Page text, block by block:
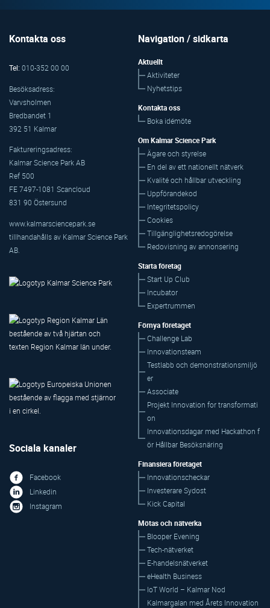
Kontakta oss
Tel: 010-352 00 00
Besöksadress:
Varvsholmen
Bredbandet 1
392 51 Kalmar
Faktureringsadress:
Kalmar Science Park AB
Ref 500
FE 7497-1081 Scancloud
831 90 Östersund
www.kalmarsciencepark.se
tillhandahålls av Kalmar Science Park
AB.
Sociala kanaler
Facebook
Linkedin
Instagram
Navigation / sidkarta
Aktuellt
Aktiviteter
Nyhetstips
Kontakta oss
Boka idémöte
Om Kalmar Science Park
Ägare och styrelse
En del av ett nationellt nätverk
Kvalité och hållbar utveckling
Uppförandekod
Integritetspolicy
Cookies
Tillgänglighetsredogörelse
Redovisning av annonsering
Starta företag
Start Up Club
Incubator
Expertrummen
Förnya företaget
Challenge Lab
Innovationsteam
Testlabb och demonstrationsmiljö
er
Associate
Projekt Innovation for transformati
on
Innovationsdagar med Hackathon f
ör Hållbar Besöksnäring
Finansiera företaget
Innovationscheckar
Investerare Sydost
Kick Capital
Mötas och nätverka
Blooper Evening
Tech-nätverket
E-handelsnätverket
eHealth Business
IoT World – Kalmar Nod
Kalmargalan med Årets Innovation